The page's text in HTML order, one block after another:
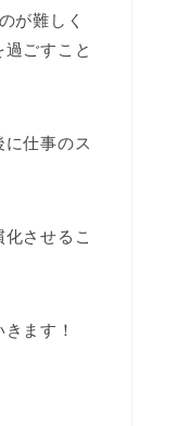
が難しく
ごすこと
仕事のス
させるこ
ます！